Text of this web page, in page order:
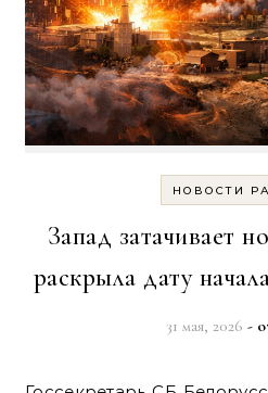
НОВОСТИ
Запад затачивает
раскрыла дату
31 мая, 2026 -